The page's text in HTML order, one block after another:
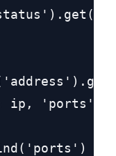
ip, 'ports':